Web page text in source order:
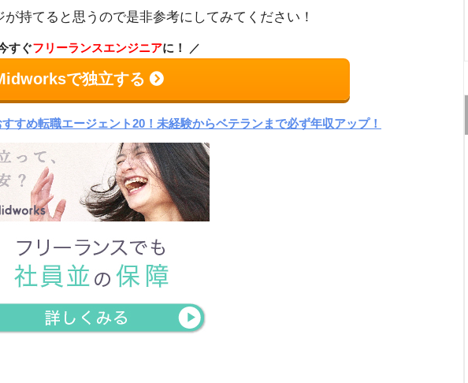
持てると思うので是非参考にしてみてください！
すぐフリーランスエンジニアに！
で独立する
すめ転職エージェント20！未経験からベテランまで必ず年収アップ！